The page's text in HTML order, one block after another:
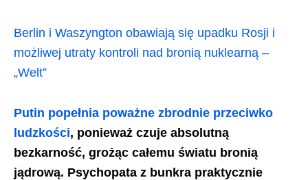
Berlin i Waszyngton obawiają się upadku Rosji i
możliwej utraty kontroli nad bronią nuklearną –
„Welt”
Putin popełnia poważne zbrodnie przeciwko
ludzkości, ponieważ czuje absolutną
bezkarność, grożąc całemu światu bronią
jądrową. Psychopata z bunkra praktycznie